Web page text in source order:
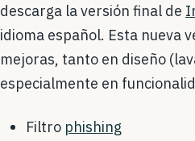
descarga la versión final de
idioma español. Esta nueva
mejoras, tanto en diseño
especialmente en
Filtro phishing